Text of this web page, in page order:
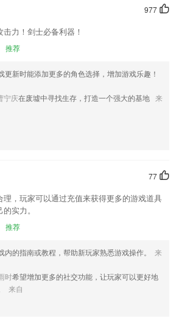
通关大杀器】
止痒。
源、听力测评、口语测评等功能。
势
顺序/循环/手动播放/后台播放/选段播放。
到孩子任课教师
作过程，让你2265轻松的了解不同的实验原理
注意的题目,时刻加深理解.
收信息，通知信息独立出来。
了什么?
看视角
977
力！剑士必备利器！
推荐
更新时能添加更多的角色选择，增加游戏乐趣！
宁庆在废墟中寻找生存，打造一个强大的基地 来
77
理，玩家可以通过充值来获得更多的游戏道具
实力。
推荐
内的指南或教程，帮助新玩家熟悉游戏操作。
来
时希望增加更多的社交功能，让玩家可以更好地
来自